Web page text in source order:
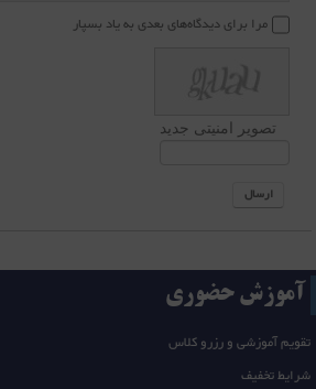
مرا برای دیدگاه‌های بعدی به یاد بسپار
تصویر امنیتی جدید
ارسال
آموزش حضوری
تقویم آموزشی و رزرو کلاس
شرایط تخفیف